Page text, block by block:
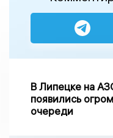
В Липецке на
появились
очереди